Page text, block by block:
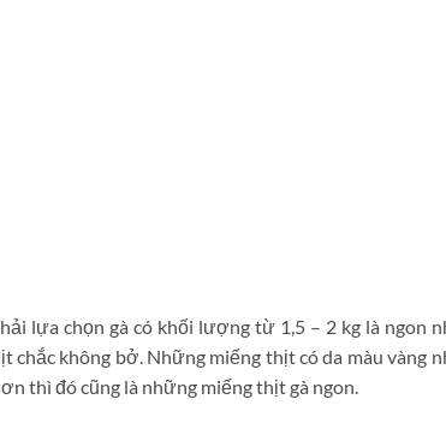
lựa chọn gà có khối lượng từ 1,5 – 2 kg là ngon
chắc không bở. Những miếng thịt có da màu vàng
thì đó cũng là những miếng thịt gà ngon.